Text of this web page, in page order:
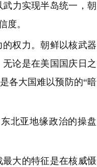
力实现半岛统一，朝
度。
权力。朝鲜以核武器
论是在美国国庆日之
各大国难以预防的“暗
北亚地缘政治的操盘
大的特征是在核威慑